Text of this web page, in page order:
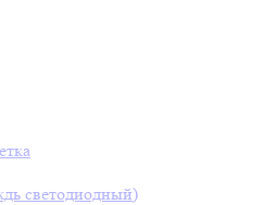
светодиодный)